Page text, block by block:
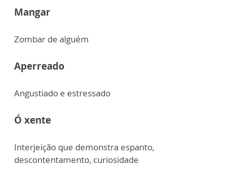
Mangar
Zombar de alguém
Aperreado
Angustiado e estressado
Ó xente
Interjeição que demonstra espanto,
descontentamento, curiosidade